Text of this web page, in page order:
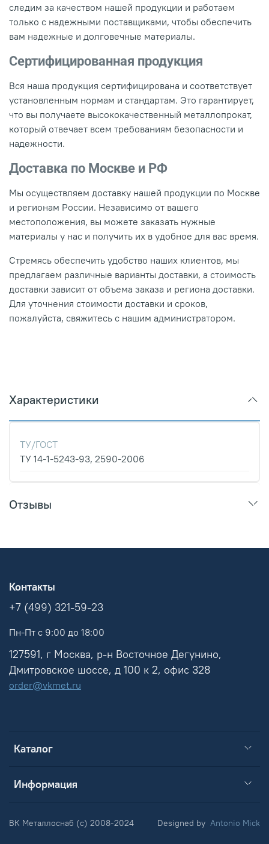
следим за качеством нашей продукции и работаем
только с надежными поставщиками, чтобы обеспечить
вам надежные и долговечные материалы.
Сертифицированная продукция
Вся наша продукция сертифицирована и соответствует
установленным нормам и стандартам. Это гарантирует,
что вы получаете высококачественный металлопрокат,
который отвечает всем требованиям безопасности и
надежности.
Доставка по Москве и РФ
Мы осуществляем доставку нашей продукции по Москве
и регионам России. Независимо от вашего
местоположения, вы можете заказать нужные
материалы у нас и получить их в удобное для вас время.
Стремясь обеспечить удобство наших клиентов, мы
предлагаем различные варианты доставки, а стоимость
доставки зависит от объема заказа и региона доставки.
Для уточнения стоимости доставки и сроков,
пожалуйста, свяжитесь с нашим администратором.
Характеристики
ТУ/ГОСТ
ТУ 14-1-5243-93, 2590-2006
Отзывы
Каталог
Информация
Контакты
+7 (499) 321-59-23
Пн-Пт с 9:00 до 18:00
127591, г Москва, р-н Восточное Дегунино,
Дмитровское шоссе, д 100 к 2, офис 328
order@vkmet.ru
ВК Металлоснаб (c) 2008-2024 Designed by Antonio Mick